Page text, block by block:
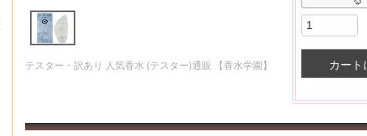
テスター・訳あり 人気香水 (テスター)通販 【香水学園】 カート